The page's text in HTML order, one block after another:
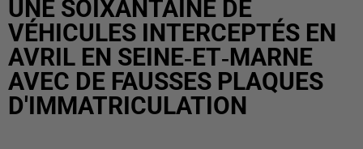
UNE SOIXANTAINE DE
VÉHICULES INTERCEPTÉS EN
AVRIL EN SEINE‑ET‑MARNE
AVEC DE FAUSSES PLAQUES
D'IMMATRICULATION